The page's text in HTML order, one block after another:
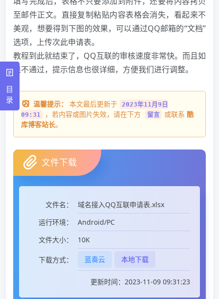
至邮件正文。直接复制粘贴内容表格会消失，看起来不
美观，想要得到下图的效果，可以通过QQ邮箱的“文档”
选项，上传次此申请表。
教程到此就结束了，QQ互联的审核速度非常快。而且如
果不通过，提示信息也很详细，方便我们进行调整。
温馨提示： 本文最后更新于
2023年11月9日
09:31
，若内容或图片失效，请在下方 留言 或联系 酷
库博客站长。
文件下载
文件名：
域名接入QQ互联申请表.xlsx
运行环境：
Android/PC
文件大小：
10K
下载方式： 蓝奏云 本地下载
更新时间：2023-11-09 09:31:23
目
录